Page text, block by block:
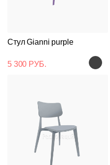
Стул Gianni purple
5 300 РУБ.